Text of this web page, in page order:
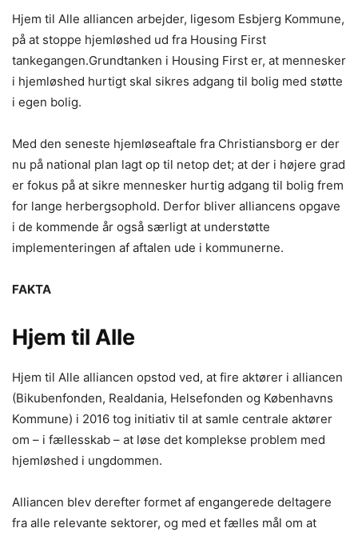
Hjem til Alle alliancen arbejder, ligesom Esbjerg Kommune,
på at stoppe hjemløshed ud fra Housing First
tankegangen.Grundtanken i Housing First er, at mennesker
i hjemløshed hurtigt skal sikres adgang til bolig med støtte
i egen bolig.
Med den seneste hjemløseaftale fra Christiansborg er der
nu på national plan lagt op til netop det; at der i højere grad
er fokus på at sikre mennesker hurtig adgang til bolig frem
for lange herbergsophold. Derfor bliver alliancens opgave
i de kommende år også særligt at understøtte
implementeringen af aftalen ude i kommunerne.
FAKTA
Hjem til Alle
Hjem til Alle alliancen opstod ved, at fire aktører i alliancen
(Bikubenfonden, Realdania, Helsefonden og Københavns
Kommune) i 2016 tog initiativ til at samle centrale aktører
om – i fællesskab – at løse det komplekse problem med
hjemløshed i ungdommen.
Alliancen blev derefter formet af engangerede deltagere
fra alle relevante sektorer, og med et fælles mål om at